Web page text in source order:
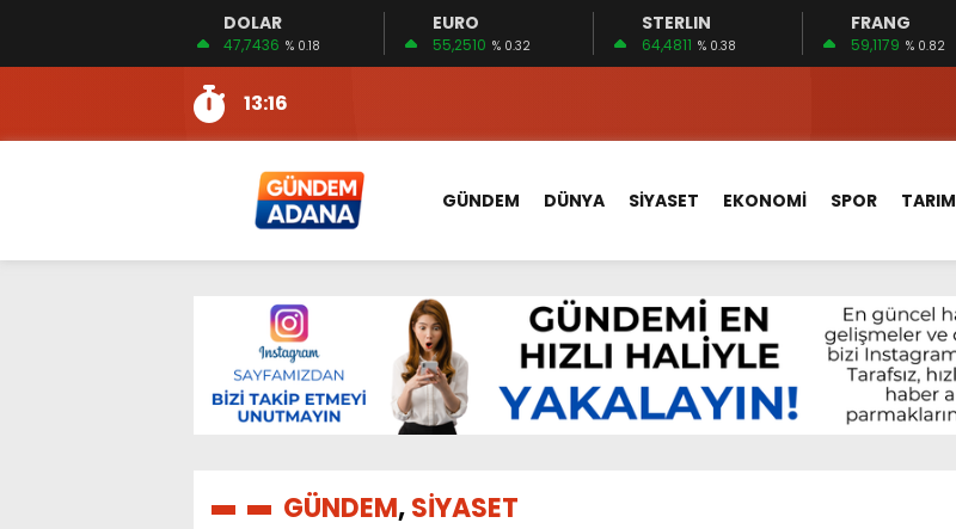
DOLAR
47,7436 % 0.18
EURO
55,2510 % 0.32
STERLIN
64,4811 % 0.38
FRANG
59,1179 % 0.82
13:10
İKİNCİ 500’DE ADANA’DAN 15 FİRMA
13:16
2:08
16:00
AKILLI MERCEK HERKES İÇİN UYGUN MU?
10:06
ADANA’DAKİ CİNAYETLER MECLİSTE KONUŞULDU
13:54
NACAR: ESNAFIN SAĞLIK HİZMETLERİNİ KONUŞTUK
13:19
NACAR, DAHA İYİ SAĞLIK HİZMETLERİ İÇİN SAHADA
SULAMA KANALLARINDAKİ BOĞULMALARI ÖNLEMEK İÇİN GÖRÜŞTÜLER…
14:24
HERKES İÇİN ERİŞİLEBİLİR BEYİN SAĞLIĞI!
14:22
EMEKLİLER EN DÜŞÜK EMEKLİ AYLIĞININ 40 BİN LİRA OLMASINI İSTİYOR!
13:10
İKİNCİ 500’DE ADANA’DAN 15 FİRMA
GÜNDEM DÜNYA SİYASET EKONOMİ SPOR TARIM
GÜNDEM,SİYASET